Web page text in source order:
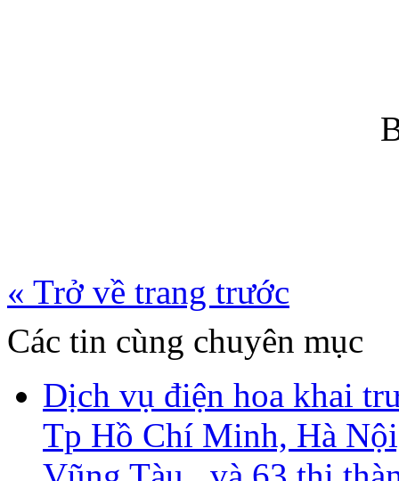
« Trở về trang trước
Các tin cùng chuyên mục
Dịch vụ điện hoa khai
Tp Hồ Chí Minh, Hà